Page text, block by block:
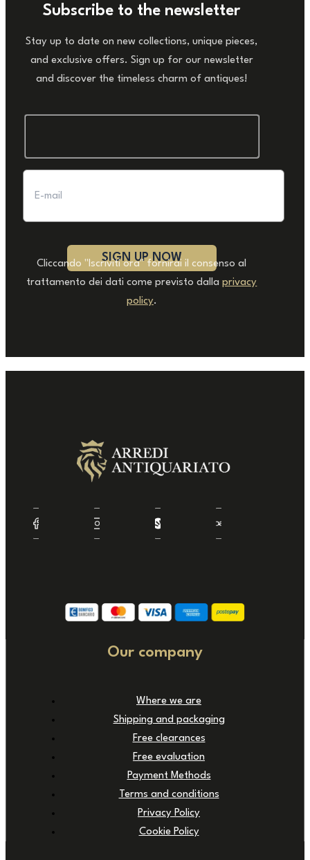
Subscribe to the newsletter
Stay up to date on new collections, unique pieces,
and exclusive offers. Sign up for our newsletter
and discover the timeless charm of antiques!
Cliccando "Iscriviti ora" fornirai il consenso al
trattamento dei dati come previsto dallaprivacy
policy.
Our company
Where we are
Shipping and packaging
Free clearances
Free evaluation
Payment Methods
Terms and conditions
Privacy Policy
Cookie Policy